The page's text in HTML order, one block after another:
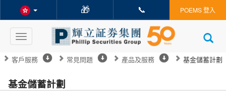
🎁 📞 POEMS 登入
Toggle
navigation
客戶服務 常見問題 產品及服務 基金儲蓄計劃
基金儲蓄計劃